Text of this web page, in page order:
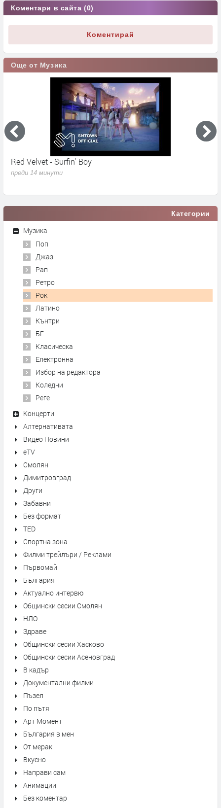
Коментари в сайта (0)
Коментирай
Още от Музика
Red Velvet - Surfin' Boy
преди 14 минути
Категории
Музика
Поп
Джаз
Рап
Ретро
Рок
Латино
Кънтри
БГ
Класическа
Електронна
Избор на редактора
Коледни
Реге
Концерти
Алтернативата
Видео Новини
eTV
Смолян
Димитровград
Други
Забавни
Без формат
TED
Спортна зона
Филми трейлъри / Реклами
Първомай
България
Актуално интервю
Общински сесии Смолян
НЛО
Здраве
Общински сесии Хасково
Общински сесии Асеновград
В кадър
Документални филми
Пъзел
По пътя
Арт Момент
България в мен
От мерак
Вкусно
Направи сам
Анимации
Без коментар